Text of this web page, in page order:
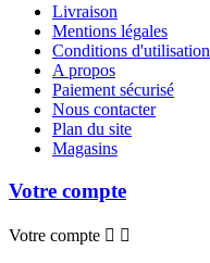
Livraison
Mentions légales
Conditions d'utilisation
A propos
Paiement sécurisé
Nous contacter
Plan du site
Magasins
Votre compte
Votre compte  